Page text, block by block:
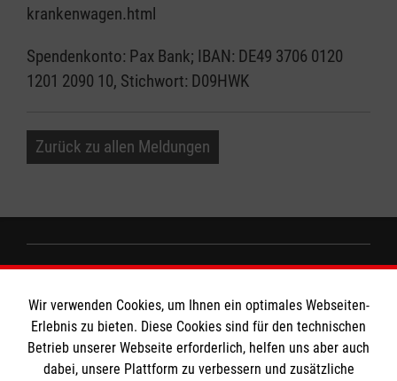
krankenwagen.html
Spendenkonto: Pax Bank; IBAN: DE49 3706 0120
1201 2090 10, Stichwort: D09HWK
Zurück zu allen Meldungen
Impressum
Datenschutz
MPG Ansprechpartner
Wir verwenden Cookies, um Ihnen ein optimales Webseiten-
Erlebnis zu bieten. Diese Cookies sind für den technischen
Betrieb unserer Webseite erforderlich, helfen uns aber auch
dabei, unsere Plattform zu verbessern und zusätzliche